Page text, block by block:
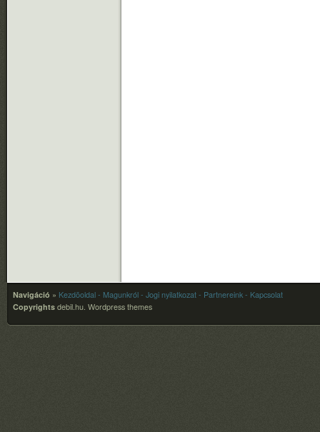
Navigáció » Kezdõoldal - Magunkról - Jogi nyilatkozat - Partnereink - Kapcsolat
Copyrights debil.hu. Wordpress themes